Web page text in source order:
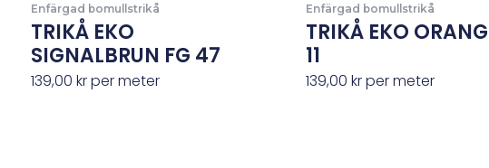
Enfärgad bomullstrikå
TRIKÅ EKO
SIGNALBRUN FG 47
139,00krper meter
Enfärgad bomullstrikå
TRIKÅ EKO
11
139,00 krper meter